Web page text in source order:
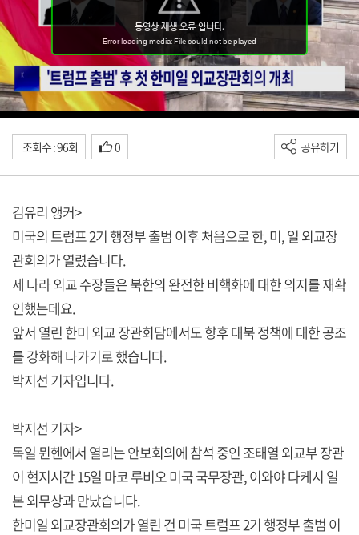
조회수 : 96회 0 공유하기
김유리 앵커>
미국의 트럼프 2기 행정부 출범 이후 처음으로 한, 미, 일 외교장
관회의가 열렸습니다.
세 나라 외교 수장들은 북한의 완전한 비핵화에 대한 의지를 재확
인했는데요.
앞서 열린 한미 외교 장관회담에서도 향후 대북 정책에 대한 공조
를 강화해 나가기로 했습니다.
박지선 기자입니다.
박지선 기자>
독일 뮌헨에서 열리는 안보회의에 참석 중인 조태열 외교부 장관
이 현지시간 15일 마코 루비오 미국 국무장관, 이와야 다케시 일
본 외무상과 만났습니다.
한미일 외교장관회의가 열린 건 미국 트럼프 2기 행정부 출범 이